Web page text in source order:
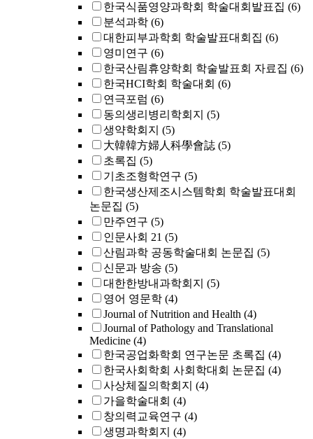
한국식품영양과학회 학술대회발표집 (6)
분석과학 (6)
대한피부과학회 학술발표대회집 (6)
영미연구 (6)
한국산림휴양학회 학술발표회 자료집 (6)
한국HCI학회 학술대회 (6)
연극포럼 (6)
동의생리병리학회지 (5)
생약학회지 (5)
大韓韓方婦人科學會誌 (5)
초록집 (5)
기초조형학연구 (5)
한국생산제조시스템학회 학술발표대회
논문집 (5)
만주연구 (5)
인문사회 21 (5)
산림과학 공동학술대회 논문집 (5)
신문과 방송 (5)
대한한방내과학회지 (5)
영어 영문학 (4)
Journal of Nutrition and Health (4)
Journal of Pathology and Translational
Medicine (4)
한국공업화학회 연구논문 초록집 (4)
한국사회학회 사회학대회 논문집 (4)
사상체질의학회지 (4)
가을학술대회 (4)
창의력교육연구 (4)
생명과학회지 (4)